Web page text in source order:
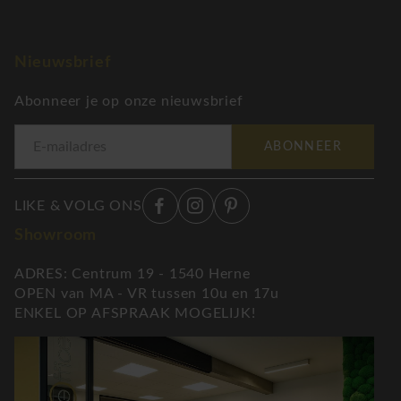
Abonneer je op onze nieuwsbrief
ABONNEER
LIKE & VOLG ONS
ADRES: Centrum 19 - 1540 Herne
OPEN van MA - VR tussen 10u en 17u
ENKEL OP AFSPRAAK MOGELIJK!